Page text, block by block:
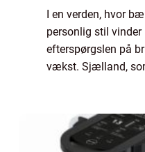
I en verden, hvor
personlig stil vinder
efterspørgslen på
vækst. Sjælland,